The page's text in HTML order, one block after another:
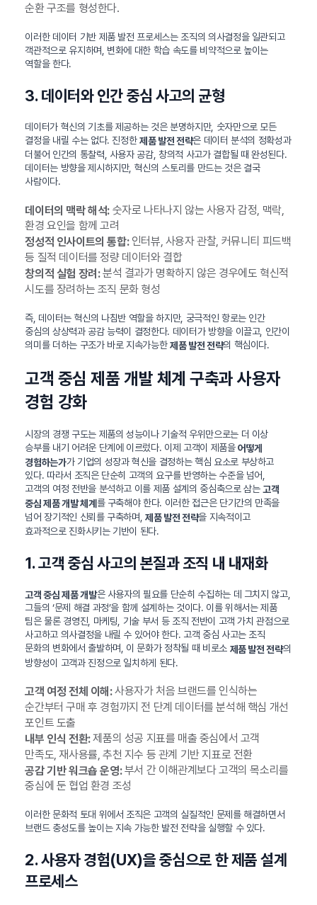
순환 구조를 형성한다.
이러한 데이터 기반 제품 발전 프로세스는 조직의 의사결정을 일관되고
객관적으로 유지하며, 변화에 대한 학습 속도를 비약적으로 높이는
역할을 한다.
3. 데이터와 인간 중심 사고의 균형
데이터가 혁신의 기초를 제공하는 것은 분명하지만, 숫자만으로 모든
결정을 내릴 수는 없다. 진정한제품 발전 전략은 데이터 분석의 정확성과
더불어 인간의 통찰력, 사용자 공감, 창의적 사고가 결합될 때 완성된다.
데이터는 방향을 제시하지만, 혁신의 스토리를 만드는 것은 결국
사람이다.
데이터의 맥락 해석:숫자로 나타나지 않는 사용자 감정, 맥락,
환경 요인을 함께 고려
정성적 인사이트의 통합:인터뷰, 사용자 관찰, 커뮤니티 피드백
등 질적 데이터를 정량 데이터와 결합
창의적 실험 장려:분석 결과가 명확하지 않은 경우에도 혁신적
시도를 장려하는 조직 문화 형성
즉, 데이터는 혁신의 나침반 역할을 하지만, 궁극적인 항로는 인간
중심의 상상력과 공감 능력이 결정한다. 데이터가 방향을 이끌고, 인간이
의미를 더하는 구조가 바로 지속가능한제품 발전 전략의 핵심이다.
고객 중심 제품 개발 체계 구축과 사용자
경험 강화
시장의 경쟁 구도는 제품의 성능이나 기술적 우위만으로는 더 이상
승부를 내기 어려운 단계에 이르렀다. 이제 고객이 제품을어떻게
경험하는가가 기업의 성장과 혁신을 결정하는 핵심 요소로 부상하고
있다. 따라서 조직은 단순히 고객의 요구를 반영하는 수준을 넘어,
고객의 여정 전반을 분석하고 이를 제품 설계의 중심축으로 삼는고객
중심 제품 개발 체계 를 구축해야 한다. 이러한 접근은 단기간의 만족을
넘어 장기적인 신뢰를 구축하며,제품 발전 전략을 지속적이고
효과적으로 진화시키는 기반이 된다.
1. 고객 중심 사고의 본질과 조직 내 내재화
고객 중심 제품 개발은 사용자의 필요를 단순히 수집하는 데 그치지 않고,
그들의 ‘문제 해결 과정’을 함께 설계하는 것이다. 이를 위해서는 제품
팀은 물론 경영진, 마케팅, 기술 부서 등 조직 전반이 고객 가치 관점으로
사고하고 의사결정을 내릴 수 있어야 한다. 고객 중심 사고는 조직
문화의 변화에서 출발하며, 이 문화가 정착될 때 비로소 제품 발전 전략의
방향성이 고객과 진정으로 일치하게 된다.
고객 여정 전체 이해:사용자가 처음 브랜드를 인식하는
순간부터 구매 후 경험까지 전 단계 데이터를 분석해 핵심 개선
포인트 도출
내부 인식 전환:제품의 성공 지표를 매출 중심에서 고객
만족도, 재사용률, 추천 지수 등 관계 기반 지표로 전환
공감 기반 워크숍 운영:부서 간 이해관계보다 고객의 목소리를
중심에 둔 협업 환경 조성
이러한 문화적 토대 위에서 조직은 고객의 실질적인 문제를 해결하면서
브랜드 충성도를 높이는 지속 가능한 발전 전략을 실행할 수 있다.
2. 사용자 경험(UX)을 중심으로 한 제품 설계
프로세스